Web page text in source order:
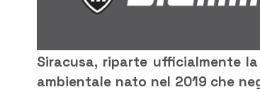
Siracusa, riparte ufficialmente
ambientale nato nel 2019 che